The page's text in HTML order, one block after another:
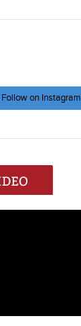
Follow on Instagram